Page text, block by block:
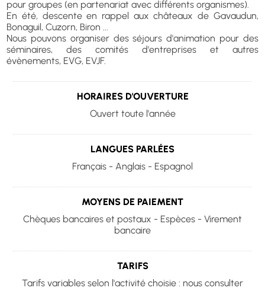
pour groupes (en partenariat avec différents organismes).
En été, descente en rappel aux châteaux de Gavaudun,
Bonaguil, Cuzorn, Biron ...
Nous pouvons organiser des séjours d'animation pour des
séminaires, des comités d'entreprises et autres
évènements, EVG, EVJF.
HORAIRES D'OUVERTURE
Ouvert toute l'année
LANGUES PARLÉES
Français - Anglais - Espagnol
MOYENS DE PAIEMENT
Chèques bancaires et postaux - Espèces - Virement
bancaire
TARIFS
Tarifs variables selon l'activité choisie : nous consulter